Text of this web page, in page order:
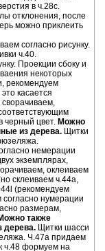
в ч.28c.
отклонения, после
можно приклеить
согласно рисунку.
ч.40.
Проекции сбоку и
некоторых
рекомендуем
касается
черный цвет. Можно
из дерева. Щитки
немерации
экземплярах,
оклеиваем
склеиваем ч.44а,
(рекомендуем
нумерации
размерам,
также
дерева. Щитки шасси
Ч.47а придаем
ч.48 формуем на